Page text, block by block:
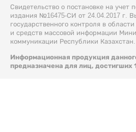
Свидетельство о постановке на учет
издания №16475-СИ от 24.04.2017 г.
государственного контроля в
и средств массовой информации
коммуникации Республики Казахстан.
Информационная продукция
предназначена для лиц, достигших